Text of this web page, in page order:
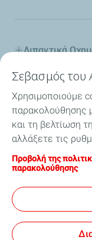
Λιπαντικά
Βιομηχανία
Εσωτερική
Ειδικοί
Η
Σεβασμός
Χρησιμοποιούμε
παρακολούθησης
και τη βελτίωση
αλλάξετε τις
κάνοντας κλικ
μου". Κάνοντας
συσκευή σας. Εάν
αποδέχομαι", θα
cookies που
Προβολή της
παρακολούθησης